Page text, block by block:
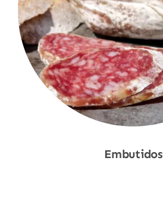
Embutidos